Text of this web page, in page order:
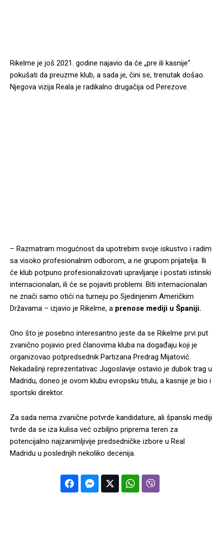
Rikelme je još 2021. godine najavio da će „pre ili kasnije“
pokušati da preuzme klub, a sada je, čini se, trenutak došao.
Njegova vizija Reala je radikalno drugačija od Perezove.
– Razmatram mogućnost da upotrebim svoje iskustvo i radim
sa visoko profesionalnim odborom, a ne grupom prijatelja. Ili
će klub potpuno profesionalizovati upravljanje i postati istinski
internacionalan, ili će se pojaviti problemi. Biti internacionalan
ne znači samo otići na turneju po Sjedinjenim Američkim
Državama – izjavio je Rikelme, a prenose mediji u Španiji.
Ono što je posebno interesantno jeste da se Rikelme prvi put
zvanično pojavio pred članovima kluba na događaju koji je
organizovao potpredsednik Partizana Predrag Mijatović.
Nekadašnji reprezentativac Jugoslavije ostavio je dubok trag u
Madridu, doneo je ovom klubu evropsku titulu, a kasnije je bio i
sportski direktor.
Za sada nema zvanične potvrde kandidature, ali španski mediji
tvrde da se iza kulisa već ozbiljno priprema teren za
potencijalno najzanimljivije predsedničke izbore u Real
Madridu u poslednjih nekoliko decenija.